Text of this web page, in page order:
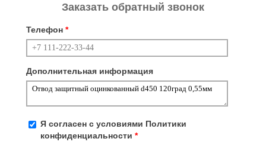
Заказать обратный звонок
Телефон *
Дополнительная информация
Я согласен с условиями Политики
конфиденциальности *